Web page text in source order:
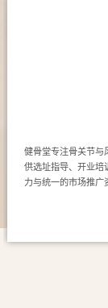
健骨堂专注骨关节与
供选址指导、开业培
力与统一的市场推广